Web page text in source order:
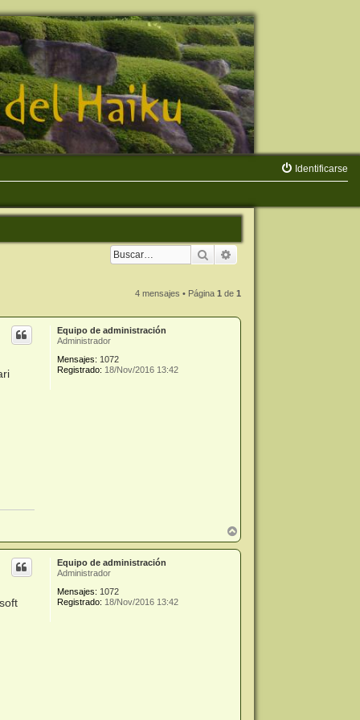
Identificarse
Buscar
4 mensajes • Página1 de1
Equipo de administración
Administrador
Mensajes: 1072
Registrado: 18/Nov/2016 13:42
r
r
Equipo de administración
Administrador
Mensajes: 1072
Registrado: 18/Nov/2016 13:42